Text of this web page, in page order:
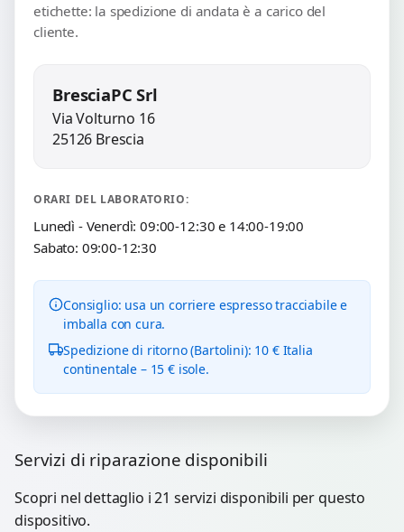
etichette: la spedizione di andata è a carico del
cliente.
BresciaPC Srl
Via Volturno 16
25126 Brescia
ORARI DEL LABORATORIO:
Lunedì - Venerdì: 09:00-12:30 e 14:00-19:00
Sabato: 09:00-12:30
Consiglio: usa un corriere espresso tracciabile e
imballa con cura.
Spedizione di ritorno (Bartolini): 10 € Italia
continentale – 15 € isole.
Servizi di riparazione disponibili
Scopri nel dettaglio i 21 servizi disponibili per questo
dispositivo.